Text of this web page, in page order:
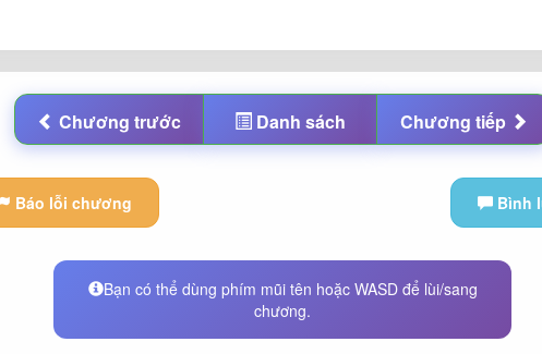
Chương trước Danh sách Chương tiếp
Báo lỗi chương Bình
Bạn có thể dùng phím mũi tên hoặc WASD để lùi/sang
chương.